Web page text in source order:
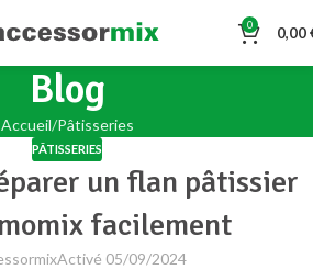
0 0,00
Blog
Accueil Pâtisseries
PÂTISSERIES
un flan pâtissier
facilement
Activé 05/09/2024